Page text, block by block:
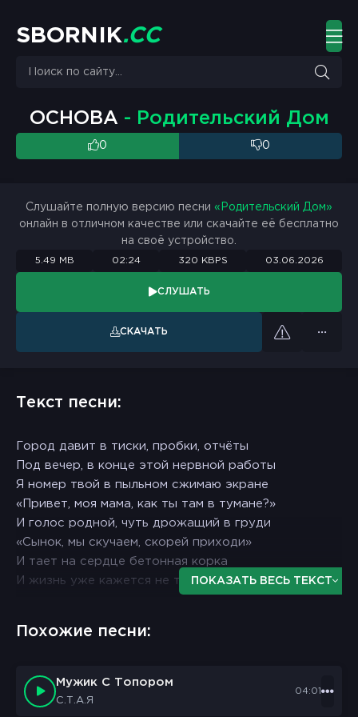
S BO R N K.CC
ОСНОВА - Родительский Дом
0 0
Слушайте полную версию песни «Родительский Дом»
онлайн в отличном качестве или скачайте её бесплатно
на своё устройство.
5.49 MB 02:24 320 KBPS 03.06.2026
СЛУШАТЬ
СКАЧАТЬ
Текст песни:
Город давит в тиски, пробки, отчёты
Под вечер, в конце этой нервной работы
Я номер твой в пыльном сжимаю экране
«Привет, моя мама, как ты там в тумане?»
И голос родной, чуть дрожащий в груди
«Сынок, мы скучаем, скорей приходи»
И тает на сердце бетонная корка
И жизнь уже кажется не такой горькой
А мы в этой гонке за чем-то витаем
Чтоб в трубке услышать родительский дом
Весь мир на ладони, а стало так сложно
ПОКАЗАТЬ ВЕСЬ ТЕКСТ
Похожие песни:
Мужик С Топором
С.Т.А.Я
04:01